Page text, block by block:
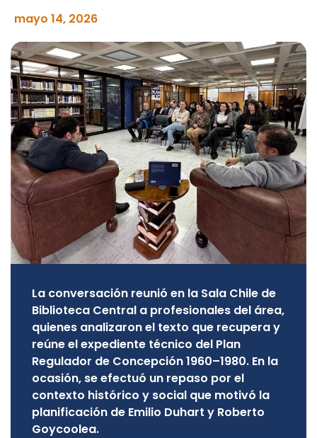
mayo 14, 2026
La conversación reunió en la Sala Chile de
Biblioteca Central a profesionales del área,
quienes analizaron el texto que recupera y
reúne el expediente técnico del Plan
Regulador de Concepción 1960–1980. En la
ocasión, se efectuó un repaso por el
contexto histórico y social que motivó la
planificación de Emilio Duhart y Roberto
Goycoolea.